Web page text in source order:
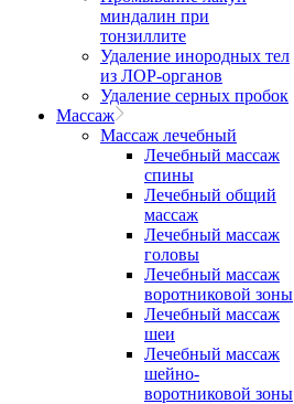
миндалин при
тонзиллите
Удаление инородных тел
из ЛОР-органов
Удаление серных пробок
Массаж
Массаж лечебный
Лечебный массаж
спины
Лечебный общий
массаж
Лечебный массаж
головы
Лечебный массаж
воротниковой зоны
Лечебный массаж
шеи
Лечебный массаж
шейно-
воротниковой зоны